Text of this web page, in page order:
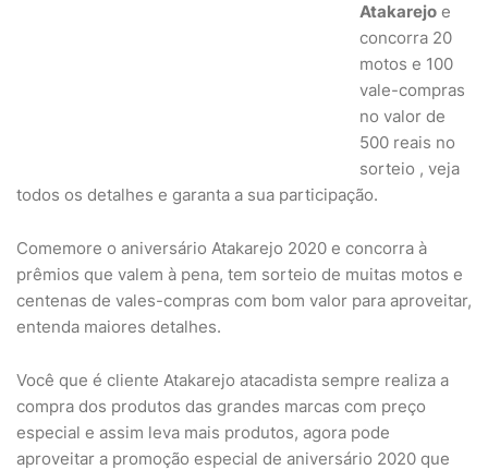
Atakarejo e
concorra 20
motos e 100
vale-compras
no valor de
500 reais no
sorteio , veja
todos os detalhes e garanta a sua participação.
Comemore o aniversário Atakarejo 2020 e concorra à
prêmios que valem à pena, tem sorteio de muitas motos e
centenas de vales-compras com bom valor para aproveitar,
entenda maiores detalhes.
Você que é cliente Atakarejo atacadista sempre realiza a
compra dos produtos das grandes marcas com preço
especial e assim leva mais produtos, agora pode
aproveitar a promoção especial de aniversário 2020 que